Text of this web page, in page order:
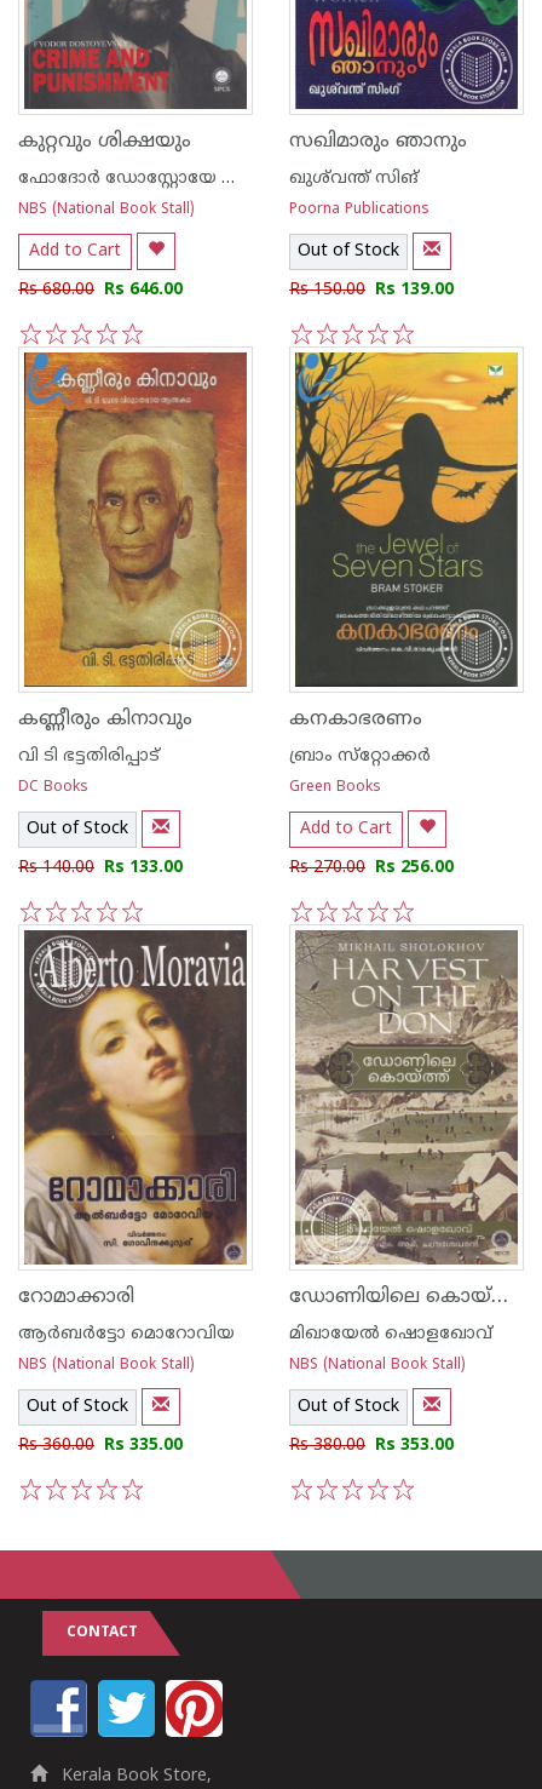
കുറ്റവും ശിക്ഷയും
ഫോദോര്‍ ഡോസ്റ്റോയേ ഫ്സ്കി
NBS (National Book Stall)
Add to Cart
Rs 680.00 Rs 646.00
5
4
3
2
1
സഖിമാരും ഞാനും
ഖുശ്‌വന്ത് സിങ്
Poorna Publications
Out of Stock
Rs 150.00 Rs 139.00
5
4
3
2
1
കണ്ണീരും കിനാവും
വി ടി ഭട്ടതിരിപ്പാട്‌
DC Books
Out of Stock
Rs 140.00 Rs 133.00
5
4
3
2
1
കനകാഭരണം
ബ്രാം സ്‌റ്റോക്കര്‍
Green Books
Add to Cart
Rs 270.00 Rs 256.00
5
4
3
2
1
റോമാക്കാരി
ആര്‍ബര്‍ട്ടോ മൊറോവിയ
NBS (National Book Stall)
Out of Stock
Rs 360.00 Rs 335.00
ഡോണിയിലെ കൊയ്ത്ത്
മിഖായേല്‍ ഷൊളഖോവ്
NBS (National Book Stall)
Out of Stock
Rs 380.00 Rs 353.00
CONTACT
Kerala Book Store,